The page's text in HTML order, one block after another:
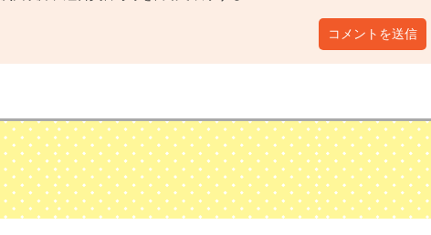
コメントを送信